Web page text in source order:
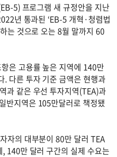
5) 프로그램 새 규정안을 지난
년 통과된 ‘EB-5 개혁·청렴법
는 것으로 오는 8월 말까지 60
은 고용률 높은 지역에 140만
. 다른 투자 기준 금액은 현행과
과 같은 우선 투자지역(TEA)과
반지역은 105만달러로 책정됐
자의 대부분이 80만 달러 TEA
140만 달러 구간의 실제 수요는